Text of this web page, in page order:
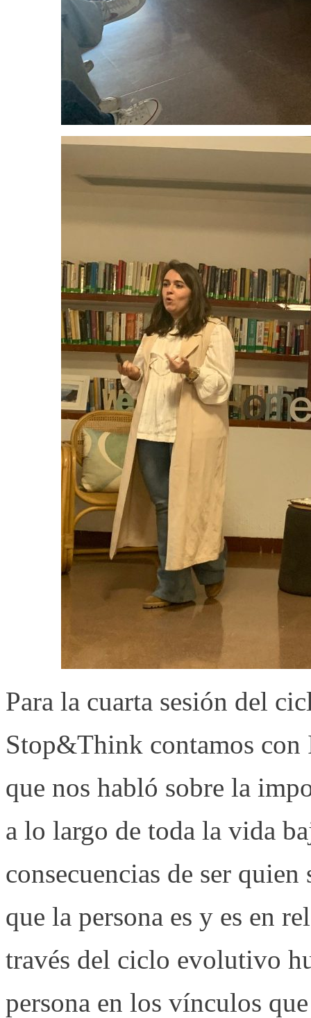
Para la cuarta sesión del
Stop&Think contamos con
que nos habló sobre la
a lo largo de toda la vida
consecuencias de ser
que la persona es y es en
través del ciclo evolutivo
persona en los vínculos